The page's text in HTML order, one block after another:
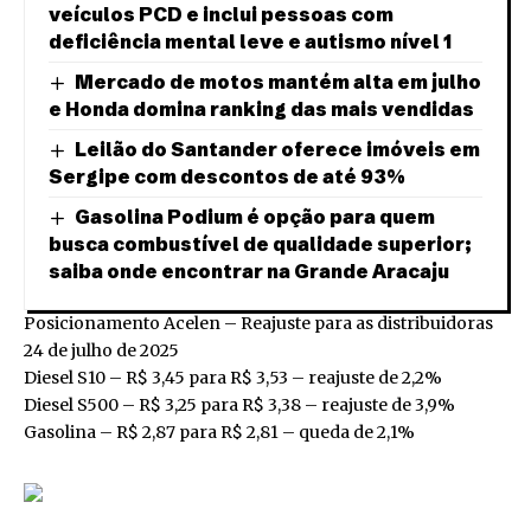
veículos PCD e inclui pessoas com
deficiência mental leve e autismo nível 1
Mercado de motos mantém alta em julho
e Honda domina ranking das mais vendidas
Leilão do Santander oferece imóveis em
Sergipe com descontos de até 93%
Gasolina Podium é opção para quem
busca combustível de qualidade superior;
saiba onde encontrar na Grande Aracaju
Posicionamento Acelen – Reajuste para as distribuidoras
24 de julho de 2025
Diesel S10 – R$ 3,45 para R$ 3,53 – reajuste de 2,2%
Diesel S500 – R$ 3,25 para R$ 3,38 – reajuste de 3,9%
Gasolina – R$ 2,87 para R$ 2,81 – queda de 2,1%